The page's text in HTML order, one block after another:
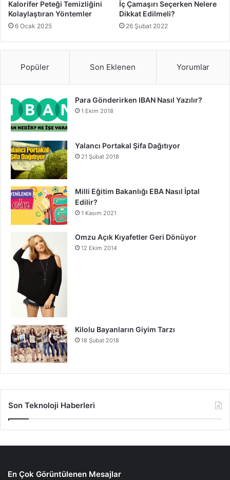
Kalorifer Peteği Temizliğini
Kolaylaştıran Yöntemler
6 Ocak 2025
İç Çamaşırı Seçerken Nelere
Dikkat Edilmeli?
26 Şubat 2022
Popüler Son Eklenen Yorumlar
Para Gönderirken IBAN Nasıl Yazılır?
1 Ekim 2018
Yalancı Portakal Şifa Dağıtıyor
21 Şubat 2018
Milli Eğitim Bakanlığı EBA Nasıl İptal
Edilir?
1 Kasım 2021
Omzu Açık Kıyafetler Geri Dönüyor
12 Ekim 2014
Kilolu Bayanların Giyim Tarzı
18 Şubat 2018
Son Teknoloji Haberleri
En Çok Görüntülenen Mesajlar